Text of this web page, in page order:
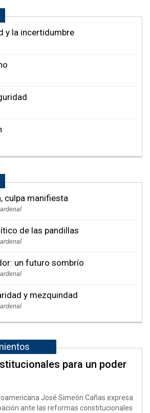
y la incertidumbre
culpa manifiesta
de las pandillas
un futuro sombrío
y mezquindad
para un poder
José Simeón Cañas expresa
ante las reformas constitucionales